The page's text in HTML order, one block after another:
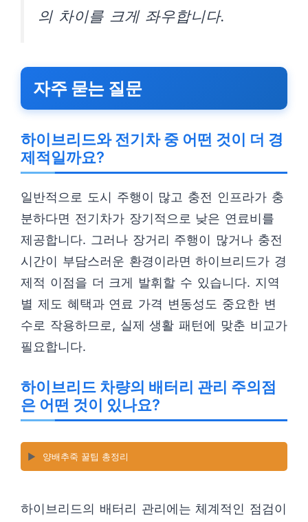
의 차이를 크게 좌우합니다.
자주 묻는 질문
하이브리드와 전기차 중 어떤 것이 더 경
제적일까요?
일반적으로 도시 주행이 많고 충전 인프라가 충
분하다면 전기차가 장기적으로 낮은 연료비를
제공합니다. 그러나 장거리 주행이 많거나 충전
시간이 부담스러운 환경이라면 하이브리드가 경
제적 이점을 더 크게 발휘할 수 있습니다. 지역
별 제도 혜택과 연료 가격 변동성도 중요한 변
수로 작용하므로, 실제 생활 패턴에 맞춘 비교가
필요합니다.
하이브리드 차량의 배터리 관리 주의점
은 어떤 것이 있나요?
▶️ 양배추죽 꿀팁 총정리
하이브리드의 배터리 관리에는 체계적인 점검이